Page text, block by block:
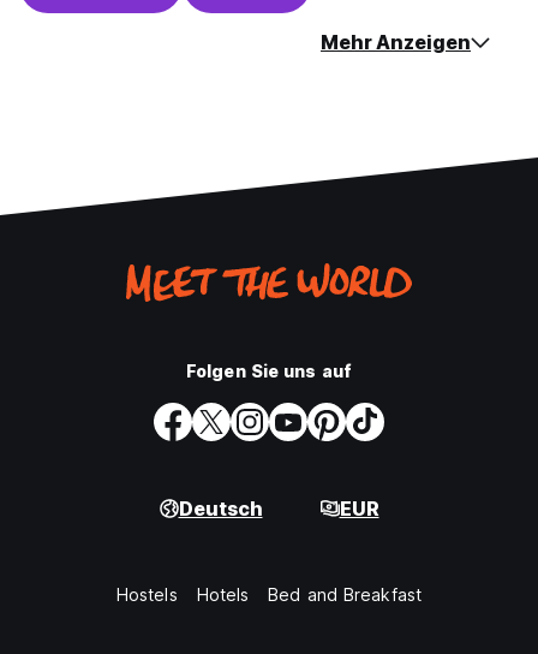
Mehr Anzeigen
Folgen Sie uns auf
Deutsch EUR
Hostels Hotels Bed and Breakfast